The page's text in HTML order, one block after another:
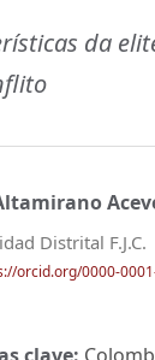
da
Distrital F.J.C.
orcid.org/0000-